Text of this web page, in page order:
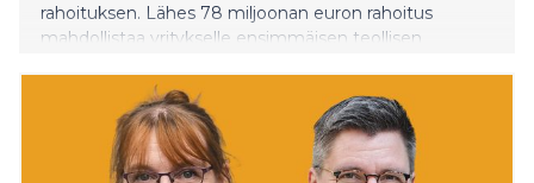
rahoituksen. Lähes 78 miljoonan euron rahoitus
mahdollistaa yritykselle ensimmäisen teollisen
rakentamisen Lappeenrantaan ja tuotannon
skaalaamisen. Hanke edistää merkittävän
kansainvälisen liiketoiminnan syntymistä Suomeen ja
luo onnistuessaan alueelle jopa satoja uusia